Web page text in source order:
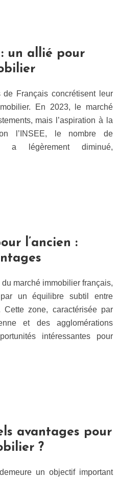
un allié pour
Français concrétisent leur
En 2023, le marché
mais l’aspiration à la
l’INSEE, le nombre de
a légèrement diminué,
l’ancien :
marché immobilier français,
un équilibre subtil entre
Cette zone, caractérisée par
et des agglomérations
intéressantes pour
avantages pour
?
un objectif important